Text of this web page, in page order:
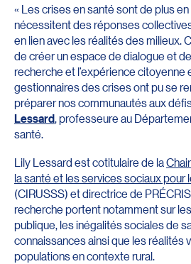
« Les crises en santé sont de plus
nécessitent des réponses
en lien avec les réalités des milieux.
de créer un espace de dialogue et
recherche et l’expérience citoyenne
gestionnaires des crises ont pu se
préparer nos communautés aux
Lessard, professeure au
santé.
Lily Lessard est cotitulaire de la
la santé et les services sociaux pour
(CIRUSSS) et directrice de
recherche portent notamment sur
publique, les inégalités sociales de
connaissances ainsi que les réalités
populations en contexte rural.